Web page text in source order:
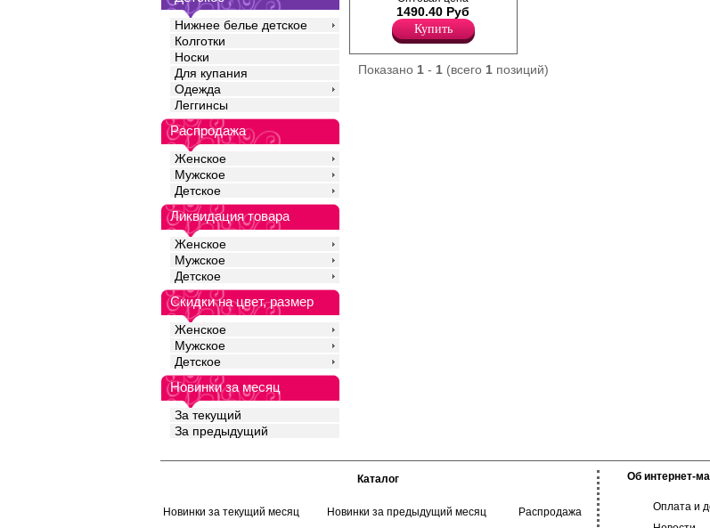
Нижнее белье детское
Колготки
Носки
Для купания
Одежда
Леггинсы
Распродажа
Женское
Мужское
Детское
Ликвидация товара
Женское
Мужское
Детское
Скидки на цвет, размер
Женское
Мужское
Детское
Новинки за месяц
За текущий
За предыдущий
бортам изделия, них изделия оформлен
оверлоком.
1490.40 Руб
Купить
Показано 1- 1(всего 1позиций)
Каталог
Новинки за текущий месяц Новинки за предыдущий месяц Распродажа
Об интернет-
Оплата и